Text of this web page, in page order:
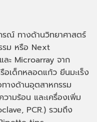
รณ์ ทางด้านวิทยาศาสตร์
รม หรือ Next
และ Microarray จาก
อเด็กหลอดแก้ว ยีนมะเร็ง
างด้านอุตสาหกรรม
ามร้อน และเครื่องเพิ่ม
PCR.) รวมถึง